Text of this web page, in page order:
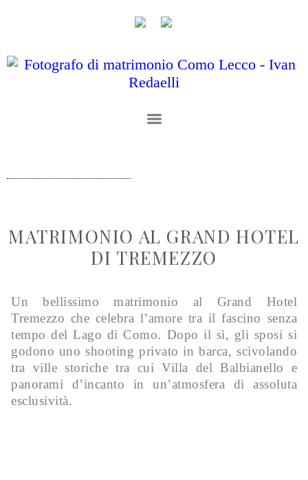
MATRIMONIO AL GRAND HOTEL
DI TREMEZZO
Un bellissimo matrimonio al Grand Hotel
Tremezzo che celebra l’amore tra il fascino senza
tempo del Lago di Como. Dopo il sì, gli sposi si
godono uno shooting privato in barca, scivolando
tra ville storiche tra cui Villa del Balbianello e
panorami d’incanto in un’atmosfera di assoluta
esclusività.